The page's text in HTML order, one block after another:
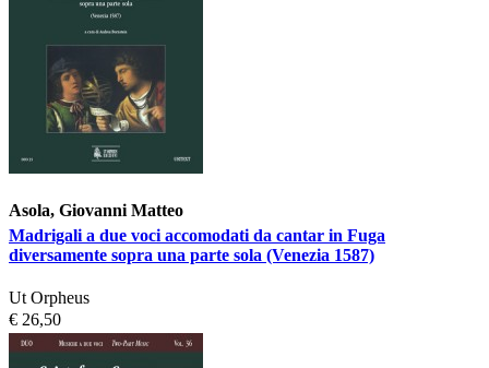
Asola, Giovanni Matteo
Madrigali a due voci accomodati da cantar in Fuga
diversamente sopra una parte sola (Venezia 1587)
Ut Orpheus
€ 26,50